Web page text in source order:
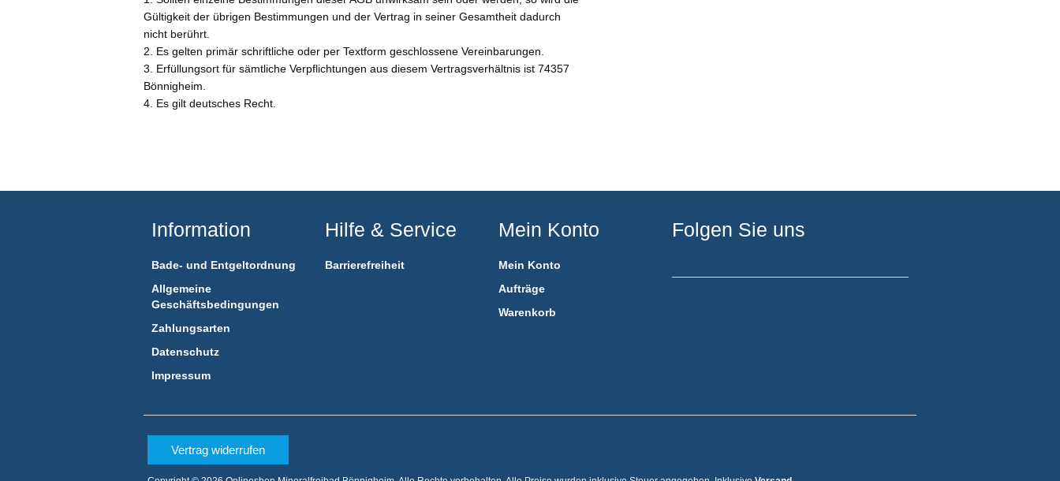
Gültigkeit der übrigen Bestimmungen und der Vertrag in seiner Gesamtheit dadurch
nicht berührt.
2. Es gelten primär schriftliche oder per Textform geschlossene Vereinbarungen.
3. Erfüllungsort für sämtliche Verpflichtungen aus diesem Vertragsverhältnis ist 74357
Bönnigheim.
4. Es gilt deutsches Recht.
Information
Bade- und Entgeltordnung
Allgemeine
Geschäftsbedingungen
Zahlungsarten
Datenschutz
Impressum
Hilfe & Service
Barrierefreiheit
Mein Konto
Mein Konto
Aufträge
Warenkorb
Folgen Sie uns
Vertrag widerrufen